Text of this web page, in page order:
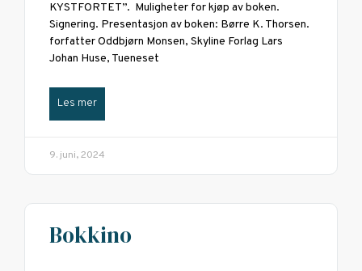
KYSTFORTET”. Muligheter for kjøp av boken.
Signering. Presentasjon av boken: Børre K. Thorsen.
forfatter Oddbjørn Monsen, Skyline Forlag Lars
Johan Huse, Tueneset
Les mer
9. juni, 2024
Bokkino